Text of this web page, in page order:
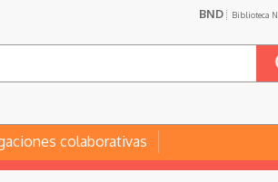
BND Biblioteca
colaborativas